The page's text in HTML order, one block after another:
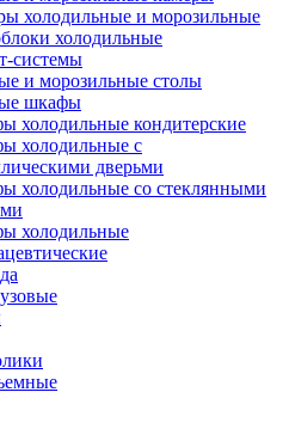
холодильные и морозильные
холодильные
системы
и морозильные столы
шкафы
холодильные кондитерские
холодильные с
дверьми
холодильные со стеклянными
холодильные